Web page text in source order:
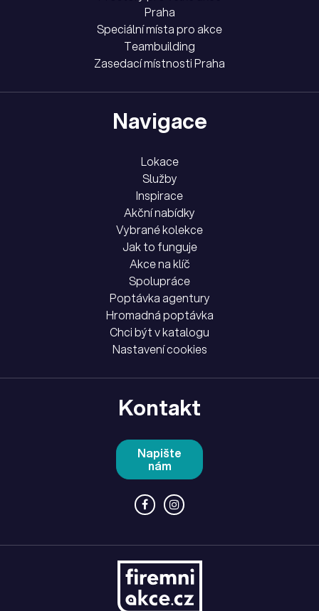
Praha
Speciální místa pro akce
Teambuilding
Zasedací místnosti Praha
Navigace
Lokace
Služby
Inspirace
Akční nabídky
Vybrané kolekce
Jak to funguje
Akce na klíč
Spolupráce
Poptávka agentury
Hromadná poptávka
Chci být v katalogu
Nastavení cookies
Kontakt
Napište
nám